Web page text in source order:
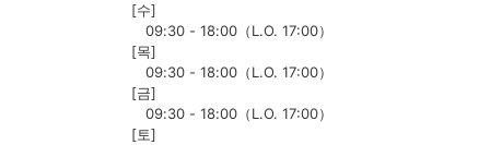
[수]
09:30 - 18:00（L.O. 17:00）
[목]
09:30 - 18:00（L.O. 17:00）
[금]
09:30 - 18:00（L.O. 17:00）
[토]